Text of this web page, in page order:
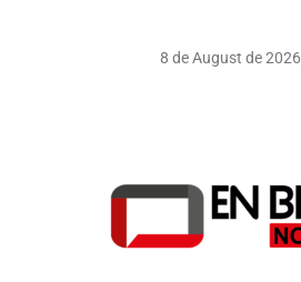
8 de August de 2026